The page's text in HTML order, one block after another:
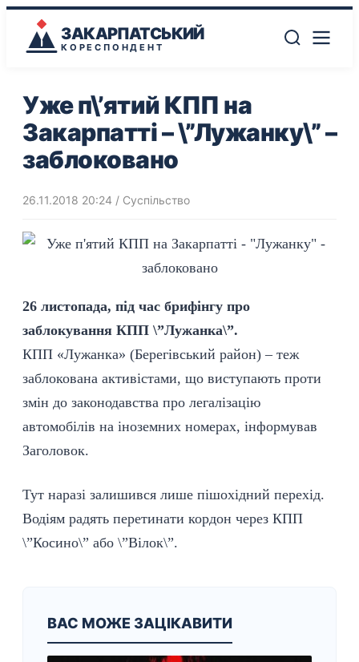
ЗАКАРПАТСЬКИЙ
КОРЕСПОНДЕНТ
Уже п\’ятий КПП на
Закарпатті – \”Лужанку\” –
заблоковано
26.11.2018 20:24 / Суспільство
26 листопада, під час брифінгу про
заблокування КПП \”Лужанка\”.
КПП «Лужанка» (Берегівський район) – теж
заблокована активістами, що виступають проти
змін до законодавства про легалізацію
автомобілів на іноземних номерах, інформував
Заголовок.
Тут наразі залишився лише пішохідний перехід.
Водіям радять перетинати кордон через КПП
\”Косино\” або \”Вілок\”.
ВАС МОЖЕ ЗАЦІКАВИТИ